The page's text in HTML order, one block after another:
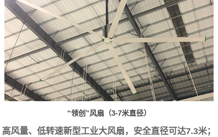
“领创”风扇（3-7米直径）
高风量、低转速新型工业大风扇，安全直径可达7.3米；